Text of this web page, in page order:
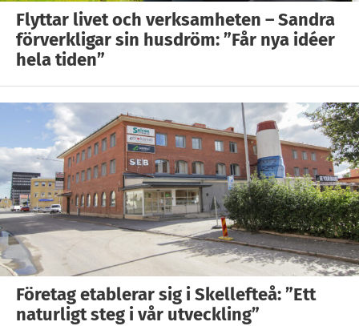
Flyttar livet och verksamheten – Sandra
förverkligar sin husdröm: ”Får nya idéer
hela tiden”
Företag etablerar sig i Skellefteå: ”Ett
naturligt steg i vår utveckling”